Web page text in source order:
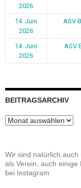
2026
14. Juni
2026
ASV
14. Juni
2026
ASV
BEITRAGSARCHIV
Beitragsarchiv
Wir sind natürlich
als Verein, auch
bei Instagram